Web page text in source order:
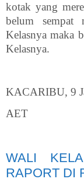
kotak yang
belum sempat
Kelasnya maka
Kelasnya.
KACARIBU, 9
AET
WALI
RAPORT DI